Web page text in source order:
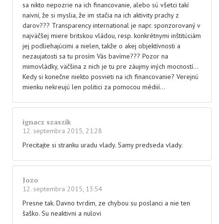
sa nikto nepozrie na ich financovanie, alebo sú všetci takí
naivní, že si myslia, že im stačia na ich aktivity prachy z
darov??? Transparency international je napr. sponzorovaný v
najväčšej miere britskou vládou, resp. konkrétnymi inštitúciám
jej podliehajúcimi a nielen, takže o akej objektívnosti a
nezaujatosti sa tu prosím Vás bavíme??? Pozor na
mimovládky, väčšina z nich je tu pre záujmy iných mocností…
Kedy si konečne niekto posvieti na ich financovanie? Verejnú
mienku nekreujú len politici za pomocou médiií…
ignacz szaszik
12. septembra 2015, 21:28
Precitajte si stranku uradu vlady. Samy predseda vlady.
Jozo
12. septembra 2015, 13:54
Presne tak. Davno tvrdim, ze chybou su poslanci a nie ten
šaško. Su neaktivni a nulovi